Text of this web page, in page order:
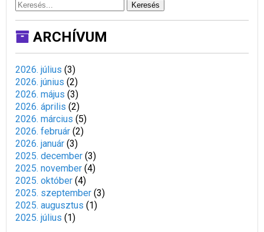
Keresés
ARCHÍVUM
2026. július (3)
2026. június (2)
2026. május (3)
2026. április (2)
2026. március (5)
2026. február (2)
2026. január (3)
2025. december (3)
2025. november (4)
2025. október (4)
2025. szeptember (3)
2025. augusztus (1)
2025. július (1)